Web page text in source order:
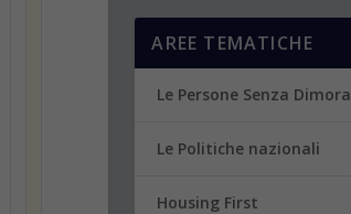
AREE TEMATICHE
Le Persone Senza Dimora
Le Politiche nazionali
Housing First